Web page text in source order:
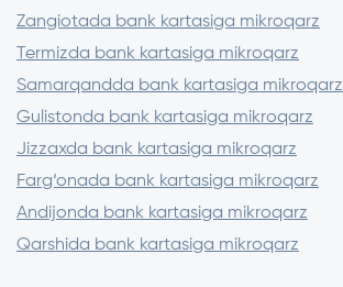
Zangiotada bank kartasiga mikroqarz
Termizda bank kartasiga mikroqarz
Samarqandda bank kartasiga mikroqarz
Gulistonda bank kartasiga mikroqarz
Jizzaxda bank kartasiga mikroqarz
Farg‘onada bank kartasiga mikroqarz
Andijonda bank kartasiga mikroqarz
Qarshida bank kartasiga mikroqarz